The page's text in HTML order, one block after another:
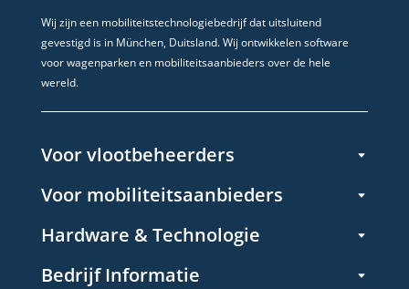
Wij zijn een mobiliteitstechnologiebedrijf dat uitsluitend
gevestigd is in München, Duitsland. Wij ontwikkelen software
voor wagenparken en mobiliteitsaanbieders over de hele
wereld.
Voor vlootbeheerders
Voor mobiliteitsaanbieders
Hardware & Technologie
Bedrijf Informatie